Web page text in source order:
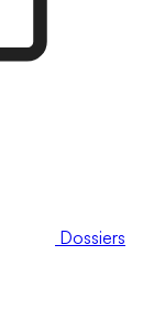
Dossiers